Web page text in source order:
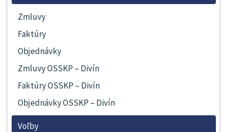
Zmluvy
Faktúry
Objednávky
Zmluvy OSSKP – Divín
Faktúry OSSKP – Divín
Objednávky OSSKP – Divín
Voľby